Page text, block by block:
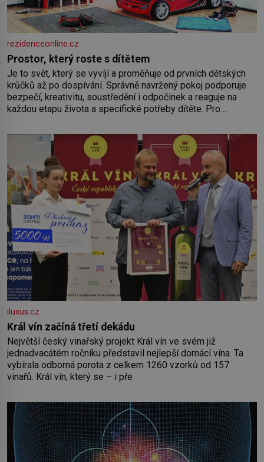
rezidenceonline.cz
Prostor, který roste s dítětem
Je to svět, který se vyvíjí a proměňuje od prvních dětských
krůčků až po dospívání. Správně navržený pokoj podporuje
bezpečí, kreativitu, soustředění i odpočinek a reaguje na
každou etapu života a specifické potřeby dítěte. Pro
by pokoj miminka měl působit především klidně a útulně.
Předškolní věk je
iluxus.cz
Král vín začíná třetí dekádu
Největší český vinařský projekt Král vín ve svém již
jednadvacátém ročníku představil nejlepší domácí vína. Ta
vybírala odborná porota z celkem 1260 vzorků od 157
vinařů. Král vín, který se – i pře